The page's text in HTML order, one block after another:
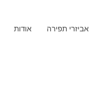
אביזרי תפירה אודות